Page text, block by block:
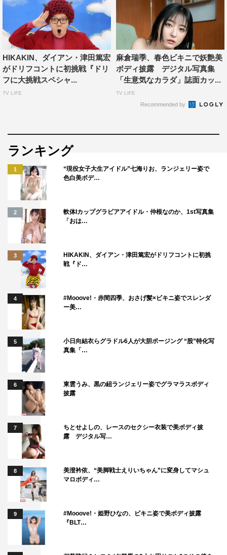
HIKAKIN、ダイアン・津田篤宏
がドリフコントに初挑戦『ドリ
フに大挑戦スペシャ...
TV LIFE
麻倉瑞季、春色ビキニで妖艶美
ボディ披露 デジタル写真集
「生意気なカラダ」誌面カッ...
TV LIFE
Recommended by
ランキング
1
“現役女子大生アイドル”七海りお、ランジェリー姿で
色白美ボデ…
2
軟体Iカップグラビアアイドル・仲根なのか、1st写真集
「おは…
3
HIKAKIN、ダイアン・津田篤宏がドリフコントに初挑
戦『ド…
4
#Mooove!・赤間四季、おさげ髪×ビキニ姿でスレンダ
ー美…
5
小日向結衣らグラドル6人が大胆ポージング “股”特化写
真集「…
6
東雲うみ、黒の紐ランジェリー姿でグラマラスボディ
披露
7
ちとせよしの、レースのセクシー衣装で美ボディ披
露 デジタル写…
8
美澄衿依、“美脚戦士えりいちゃん”に変身してマシュ
マロボディ…
9
#Mooove!・姫野ひなの、ビキニ姿で美ボディ披露
『BLT…